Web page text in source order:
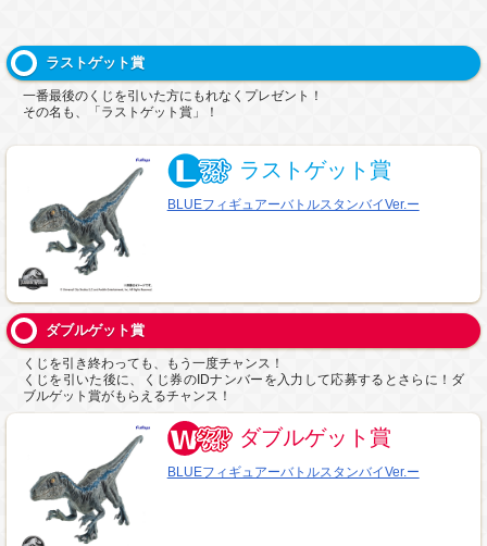
ラストゲット賞
一番最後のくじを引いた方にもれなくプレゼント！
その名も、「ラストゲット賞」！
ラストゲット賞
BLUEフィギュアーバトルスタンバイVer.ー
ダブルゲット賞
くじを引き終わっても、もう一度チャンス！
くじを引いた後に、くじ券のIDナンバーを入力して応募するとさらに！ダ
ブルゲット賞がもらえるチャンス！
ダブルゲット賞
BLUEフィギュアーバトルスタンバイVer.ー